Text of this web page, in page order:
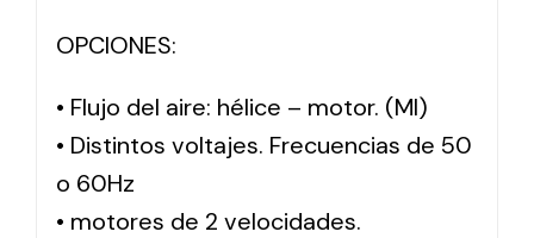
OPCIONES:
• Flujo del aire: hélice – motor. (MI)
• Distintos voltajes. Frecuencias de 50
o 60Hz
• motores de 2 velocidades.